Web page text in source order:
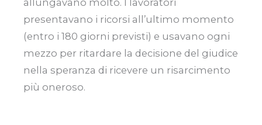
presentavano i ricorsi all’ultimo momento
(entro i 180 giorni previsti) e usavano ogni
mezzo per ritardare la decisione del giudice
nella speranza di ricevere un risarcimento
più oneroso.